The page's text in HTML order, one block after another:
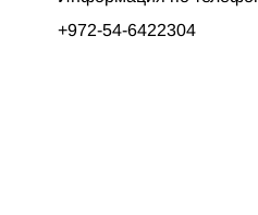
+972-54-6422304